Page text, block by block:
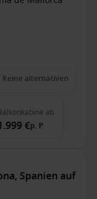
Keine alternativen
ab
€p. P.
Spanien auf